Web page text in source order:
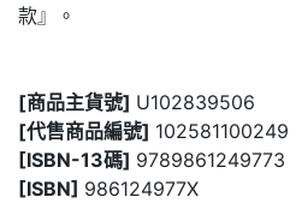
款』。
[商品主貨號] U102839506
[代售商品編號] 102581100249
[ISBN-13碼] 9789861249773
[ISBN] 986124977X